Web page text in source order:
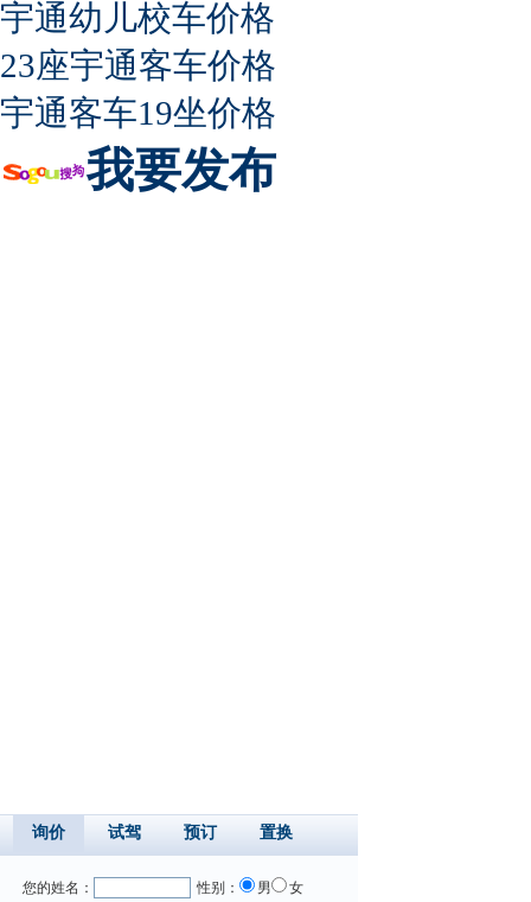
宇通幼儿校车价格
23座宇通客车价格
宇通客车19坐价格
我要发布
询价 试驾 预订 置换
您的姓名： 性别： 男 女